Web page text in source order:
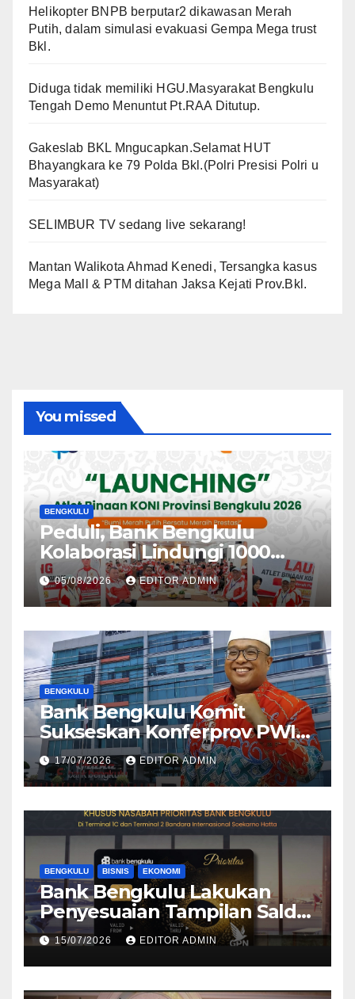
Helikopter BNPB berputar2 dikawasan Merah
Putih, dalam simulasi evakuasi Gempa Mega trust
Bkl.
Diduga tidak memiliki HGU.Masyarakat Bengkulu
Tengah Demo Menuntut Pt.RAA Ditutup.
Gakeslab BKL Mngucapkan.Selamat HUT
Bhayangkara ke 79 Polda Bkl.(Polri Presisi Polri u
Masyarakat)
SELIMBUR TV sedang live sekarang!
Mantan Walikota Ahmad Kenedi, Tersangka kasus
Mega Mall & PTM ditahan Jaksa Kejati Prov.Bkl.
You missed
BENGKULU
Peduli, Bank Bengkulu
Kolaborasi Lindungi 1000
Atlet
05/08/2026 EDITOR ADMIN
BENGKULU
Bank Bengkulu Komit
Sukseskan Konferprov PWI
Bengkulu 2026
17/07/2026 EDITOR ADMIN
BENGKULU BISNIS EKONOMI
Bank Bengkulu Lakukan
Penyesuaian Tampilan Saldo
Efektif, Perkuat Komitmen
Peningkatan Layanan
Nasabah
15/07/2026 EDITOR ADMIN